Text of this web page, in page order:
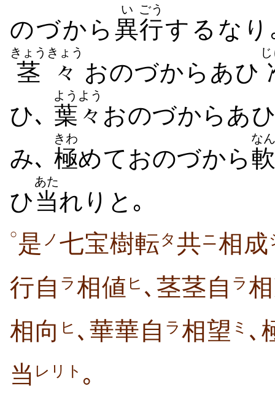
のづから 異
い
行
ごう
するな
茎々
きょうきょう
おのづからあひ
ひ､ 葉々
ようよう
おのづからあ
み､ 極
きわ
めておのづから
な
ひ当
あた
れりと｡
○是 ノ 七宝樹転タ 共ニ相成
行自 ラ 相値 ヒ ､茎茎自 ラ
相向 ヒ ､華華自 ラ 相望 ミ ､
当 レリト ｡